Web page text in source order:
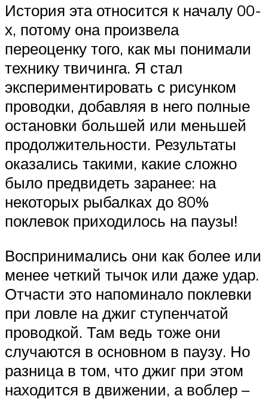
История эта относится к началу 00-
х, потому она произвела
переоценку того, как мы понимали
технику твичинга. Я стал
экспериментировать с рисунком
проводки, добавляя в него полные
остановки большей или меньшей
продолжительности. Результаты
оказались такими, какие сложно
было предвидеть заранее: на
некоторых рыбалках до 80%
поклевок приходилось на паузы!
Воспринимались они как более или
менее четкий тычок или даже удар.
Отчасти это напоминало поклевки
при ловле на джиг ступенчатой
проводкой. Там ведь тоже они
случаются в основном в паузу. Но
разница в том, что джиг при этом
находится в движении, а воблер –